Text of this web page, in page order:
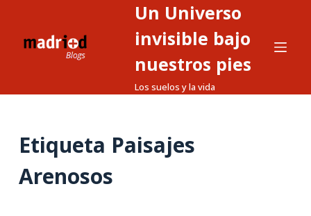
o
Un Universo
invisible bajo
nuestros pies
Los suelos y la vida
Etiqueta Paisajes
Arenosos